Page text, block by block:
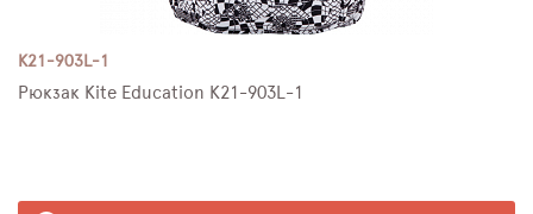
K21-903L-1
Рюкзак Kite Education K21-903L-1